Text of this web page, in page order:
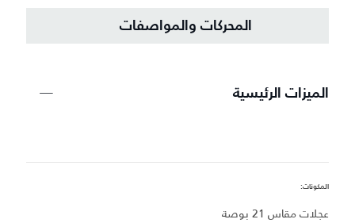
المحركات والمواصفات
الميزات الرئيسية
المكونات:
عجلات مقاس 21 بوصة